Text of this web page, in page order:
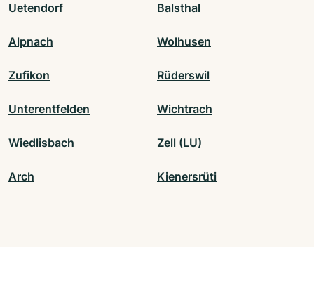
Uetendorf Balsthal
Alpnach Wolhusen
Zufikon Rüderswil
Unterentfelden Wichtrach
Wiedlisbach Zell (LU)
Arch Kienersrüti